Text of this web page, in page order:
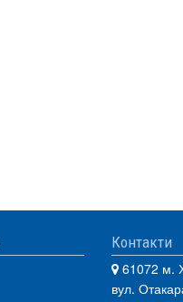
Контакти
61072 м.
вул.